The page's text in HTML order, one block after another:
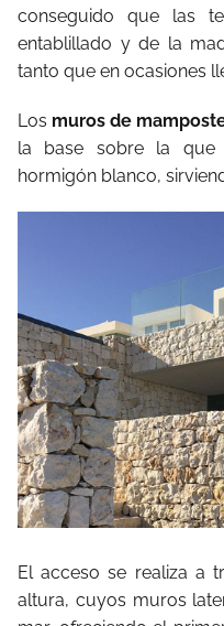
conseguido que las
entablillado y de la
tanto que en ocasiones
Los muros de
la base sobre la que
hormigón blanco,
El acceso se realiza a
altura, cuyos muros